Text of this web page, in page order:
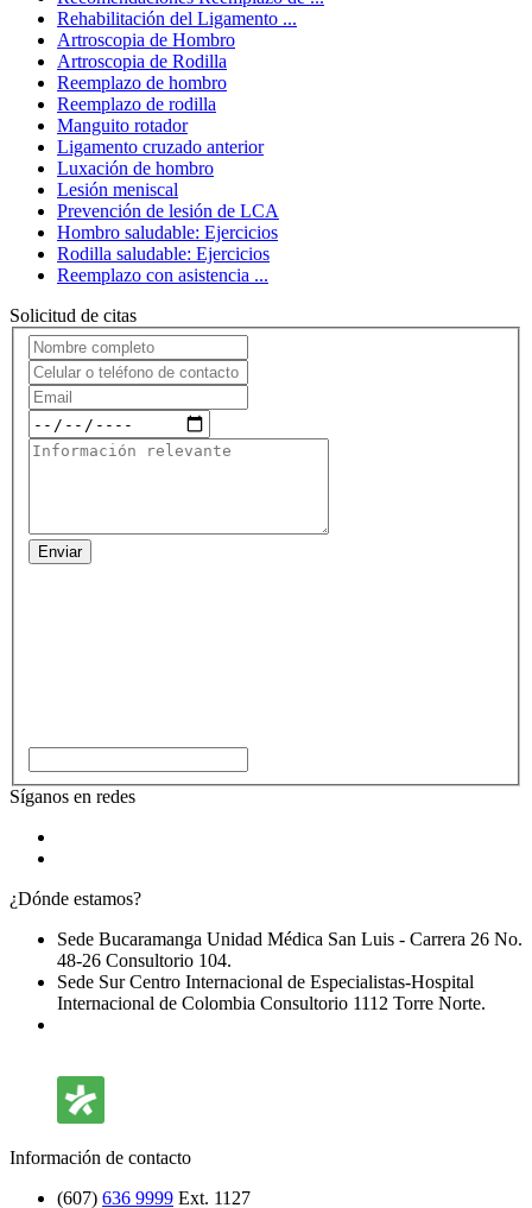
Rehabilitación del Ligamento ...
Artroscopia de Hombro
Artroscopia de Rodilla
Reemplazo de hombro
Reemplazo de rodilla
Manguito rotador
Ligamento cruzado anterior
Luxación de hombro
Lesión meniscal
Prevención de lesión de LCA
Hombro saludable: Ejercicios
Rodilla saludable: Ejercicios
Reemplazo con asistencia ...
Solicitud de citas
Enviar
Síganos en redes
¿Dónde estamos?
Sede Bucaramanga Unidad Médica San Luis - Carrera 26 No.
48-26 Consultorio 104.
Sede Sur Centro Internacional de Especialistas-Hospital
Internacional de Colombia Consultorio 1112 Torre Norte.
Información de contacto
(607) 636 9999 Ext. 1127